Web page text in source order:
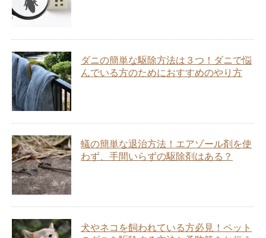
ダニの簡単な駆除方法は３つ！ダニで悩
んでいる方のためにおすすめのやり方
蟻の簡単な退治方法！エアゾール剤を使
わず、手間いらずの駆除剤はある？
犬やネコを飼われている方必見！ペット